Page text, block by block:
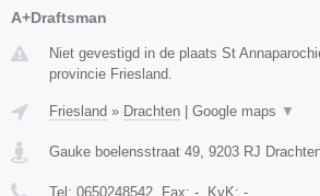
A+Draftsman
Niet gevestigd in de plaats St
provincie Friesland.
Friesland » Drachten Google maps ▼
Gauke boelensstraat 49, 9203 RJ
Tel: 0650248542, Fax: -, KvK: -